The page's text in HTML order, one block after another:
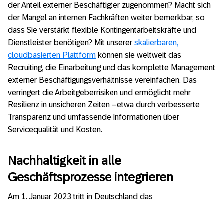
der Anteil externer Beschäftigter zugenommen? Macht sich
der Mangel an internen Fachkräften weiter bemerkbar, so
dass Sie verstärkt flexible Kontingentarbeitskräfte und
Dienstleister benötigen? Mit unserer skalierbaren,
cloudbasierten Plattform können sie weltweit das
Recruiting, die Einarbeitung und das komplette Management
externer Beschäftigungsverhältnisse vereinfachen. Das
verringert die Arbeitgeberrisiken und ermöglicht mehr
Resilienz in unsicheren Zeiten –etwa durch verbesserte
Transparenz und umfassende Informationen über
Servicequalität und Kosten.
Nachhaltigkeit in alle
Geschäftsprozesse integrieren
Am 1. Januar 2023 tritt in Deutschland das